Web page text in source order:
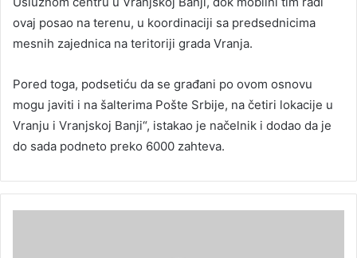
ovaj posao na terenu, u koordinaciji sa predsednicima
mesnih zajednica na teritoriji grada Vranja.
Pored toga, podsetiću da se građani po ovom osnovu
mogu javiti i na šalterima Pošte Srbije, na četiri lokacije u
Vranju i Vranjskoj Banji“, istakao je načelnik i dodao da je
do sada podneto preko 6000 zahteva.